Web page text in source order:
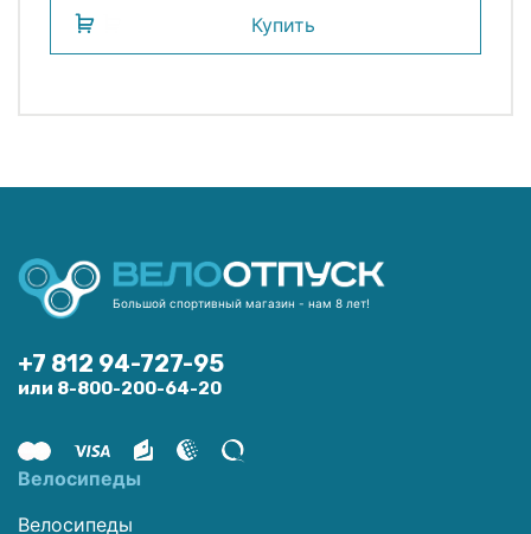
Купить
Большой спортивный магазин - нам 8 лет!
+7 812 94-727-95
или 8-800-200-64-20
Велосипеды
Велосипеды